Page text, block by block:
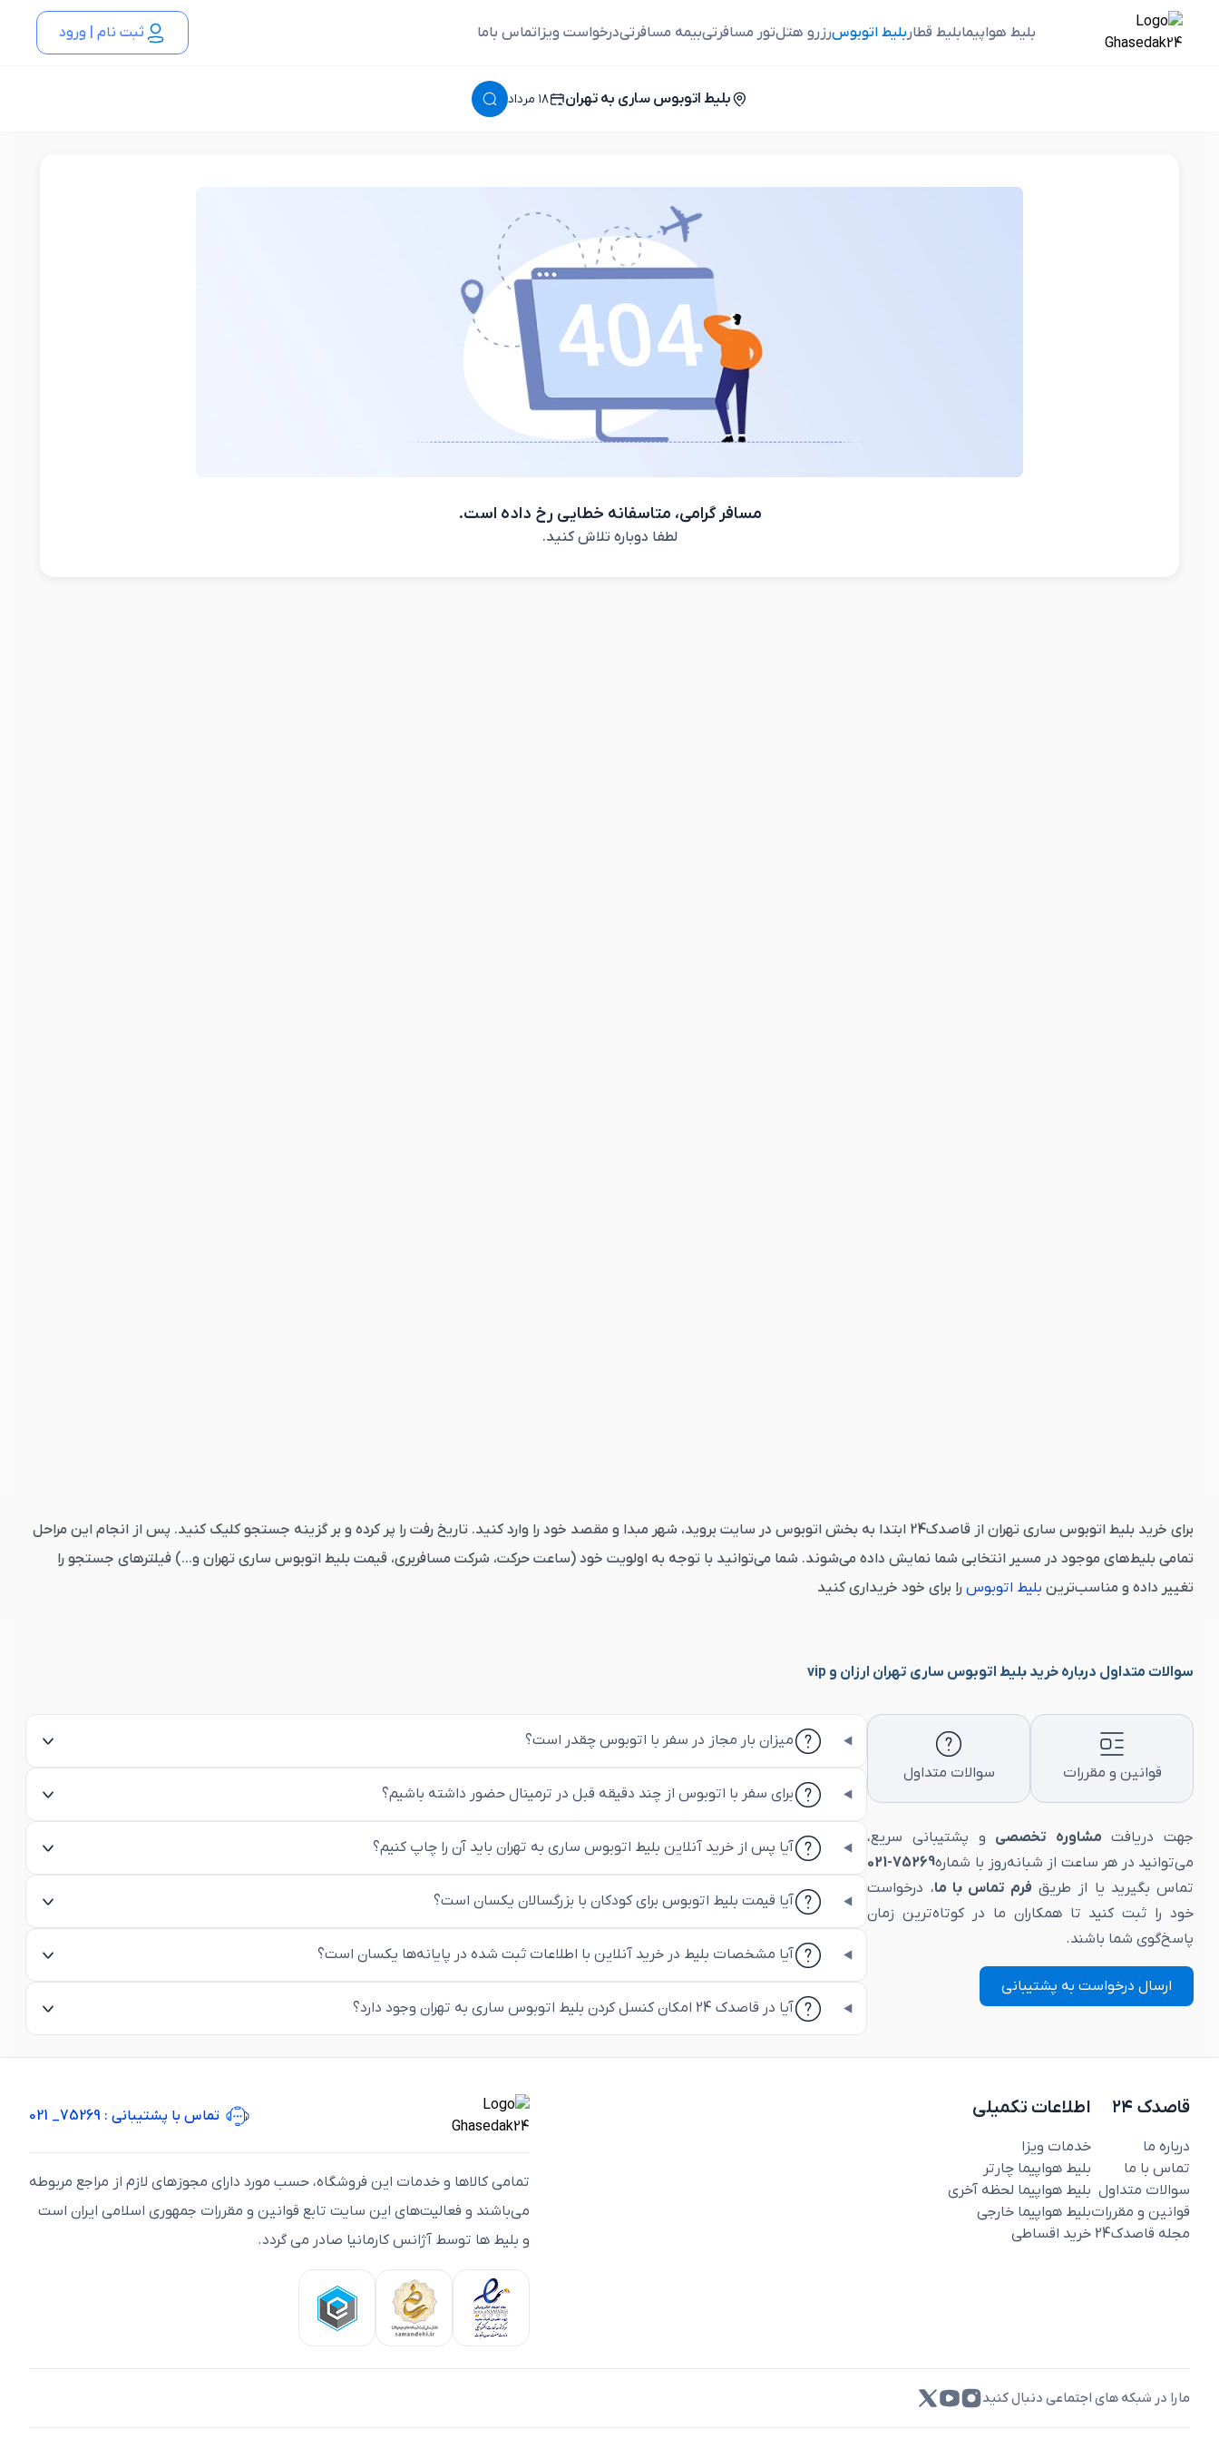
بلیط هواپیمابلیط قطاربلیط اتوبوسرزرو هتلتور مسافرتیبیمه مسافرتیدرخواست ویزاتماس باما ثبت نام | ورود
بلیط اتوبوس ساری به تهران ١٨ مرداد
مسافر گرامی، متاسفانه خطایی رخ داده است.
لطفا دوباره تلاش کنید.
برای خرید بلیط اتوبوس ساری تهران از قاصدک24 ابتدا به بخش اتوبوس در سایت بروید، شهر مبدا و مقصد خود را وارد کنید. تاریخ رفت را پر کرده و بر گزینه جستجو کلیک کنید. پس از انجام این مراحل
تمامی بلیط‌های موجود در مسیر انتخابی شما نمایش داده می‌شوند. شما می‌توانید با توجه به اولویت خود (ساعت حرکت، شرکت مسافربری، قیمت بلیط اتوبوس ساری تهران و...) فیلترهای جستجو را
تغییر داده و مناسب‌ترین بلیط اتوبوس را برای خود خریداری کنید
سوالات متداول درباره خرید بلیط اتوبوس ساری تهران ارزان و vip
قوانین و مقررات سوالات متداول
جهت دریافت مشاوره تخصصی و پشتیبانی سریع،
می‌توانید در هر ساعت از شبانه‌روز با شماره75269-021
تماس بگیرید یا از طریق فرم تماس با ما، درخواست
خود را ثبت کنید تا همکاران ما در کوتاه‌ترین زمان
پاسخ‌گوی شما باشند.
ارسال درخواست به پشتیبانی
میزان بار مجاز در سفر با اتوبوس چقدر است؟
برای سفر با اتوبوس از چند دقیقه قبل در ترمینال حضور داشته باشیم؟
آیا پس از خرید آنلاین بلیط اتوبوس ساری به تهران باید آن را چاپ کنیم؟
آیا قیمت بلیط اتوبوس برای کودکان با بزرگسالان یکسان است؟
آیا مشخصات بلیط در خرید آنلاین با اطلاعات ثبت شده در پایانه‌ها یکسان است؟
آیا در قاصدک 24 امکان کنسل کردن بلیط اتوبوس ساری به تهران وجود دارد؟
قاصدک ۲۴
درباره ما
تماس با ما
سوالات متداول
قوانین و مقررات
مجله قاصدک‌24
اطلاعات تکمیلی
خدمات ویزا
بلیط هواپیما چارتر
بلیط هواپیما لحظه آخری
بلیط هواپیما خارجی
خرید اقساطی
تماس با پشتیبانی : 75269_ 021
تمامی كالاها و خدمات اين فروشگاه، حسب مورد دارای مجوزهای لازم از مراجع مربوطه
می‌باشند و فعاليت‌های اين سايت تابع قوانين و مقررات جمهوری اسلامی ايران است
و بلیط ها توسط آژانس کارمانیا صادر می گردد.
مارا در شبکه های اجتماعی دنبال کنید